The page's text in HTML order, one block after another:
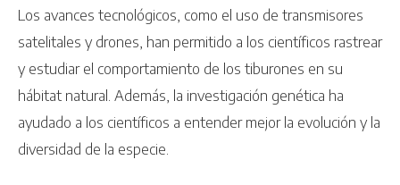
Los avances tecnológicos, como el uso de transmisores
satelitales y drones, han permitido a los científicos rastrear
y estudiar el comportamiento de los tiburones en su
hábitat natural. Además, la investigación genética ha
ayudado a los científicos a entender mejor la evolución y la
diversidad de la especie.